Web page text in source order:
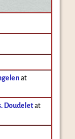
at
Doudelet at